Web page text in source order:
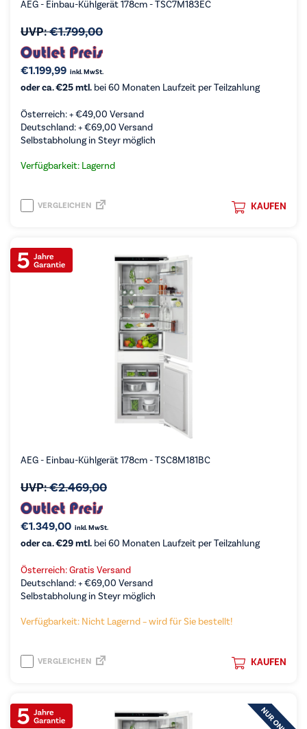
AEG - Einbau-Kühlgerät 178cm - TSC7M183EC
UVP:€1.799,00
€1.199,99 inkl. MwSt.
oder ca. €25 mtl. bei 60 Monaten Laufzeit per Teilzahlung
Österreich: +€49,00 Versand
Deutschland: +€69,00 Versand
Selbstabholung in Steyr möglich
Verfügbarkeit: Lagernd
KAUFEN
VERGLEICHEN
AEG - Einbau-Kühlgerät 178cm - TSC8M181BC
UVP:€2.469,00
€1.349,00 inkl. MwSt.
oder ca. €29 mtl. bei 60 Monaten Laufzeit per Teilzahlung
Österreich: Gratis Versand
Deutschland: +€69,00 Versand
Selbstabholung in Steyr möglich
Verfügbarkeit: Nicht Lagernd – wird für Sie bestellt!
KAUFEN
VERGLEICHEN